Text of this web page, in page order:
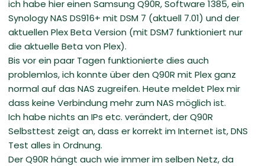
ich habe hier einen Samsung Q90R, Software 1385, ein
Synology NAS DS916+ mit DSM 7 (aktuell 7.01) und der
aktuellen Plex Beta Version (mit DSM7 funktioniert nur
die aktuelle Beta von Plex).
Bis vor ein paar Tagen funktionierte dies auch
problemlos, ich konnte über den Q90R mit Plex ganz
normal auf das NAS zugreifen. Heute meldet Plex mir
dass keine Verbindung mehr zum NAS möglich ist.
Ich habe nichts an IPs etc. verändert, der Q90R
Selbsttest zeigt an, dass er korrekt im Internet ist, DNS
Test alles in Ordnung.
Der Q90R hängt auch wie immer im selben Netz, da